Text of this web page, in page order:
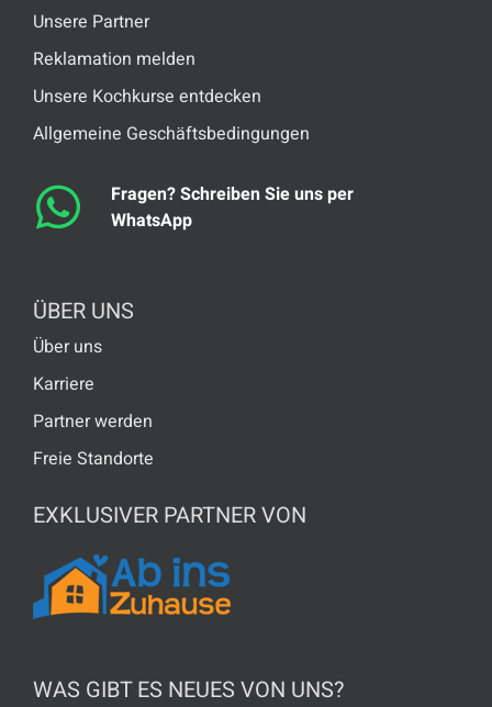
Unsere Partner
Reklamation melden
Unsere Kochkurse entdecken
Allgemeine Geschäftsbedingungen
Fragen? Schreiben Sie uns per
WhatsApp
ÜBER UNS
Über uns
Karriere
Partner werden
Freie Standorte
EXKLUSIVER PARTNER VON
WAS GIBT ES NEUES VON UNS?